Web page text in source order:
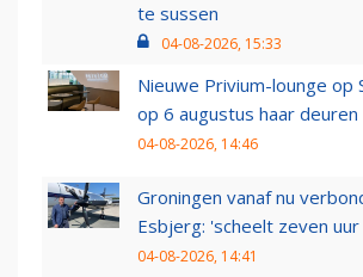
te sussen
04-08-2026, 15:33
Nieuwe Privium-lounge op
op 6 augustus haar deuren
04-08-2026, 14:46
Groningen vanaf nu
Esbjerg: 'scheelt zeven
04-08-2026, 14:41